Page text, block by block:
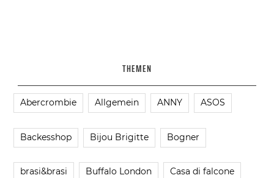
THEMEN
Abercrombie Allgemein ANNY ASOS
Backesshop Bijou Brigitte Bogner
brasi&brasi Buffalo London Casa di falcone